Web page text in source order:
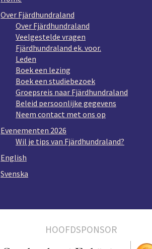
Over Fjärdhundraland
Over Fjärdhundraland
Veelgestelde vragen
Fjärdhundraland ek. voor.
Leden
Boek een lezing
Boek een studiebezoek
Groepsreis naar Fjärdhundraland
Beleid persoonlijke gegevens
Neem contact met ons op
Evenementen 2026
Wil je tips van Fjärdhundraland?
English
Svenska
HOOFDSPONSOR